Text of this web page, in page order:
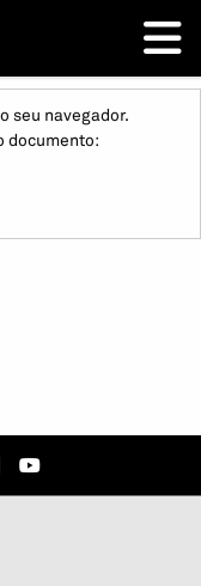
seu navegador.
documento: